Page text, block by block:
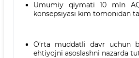
Umumiy qiymati 10 mln
konsepsiyasi kim tomonidan
O‘rta muddatli davr uchun
ehtiyojni asoslashni nazarda